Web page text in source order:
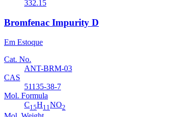
332.15
Bromfenac Impurity D
Em Estoque
Cat. No.
ANT-BRM-03
CAS
51135-38-7
Mol. Formula
C15H11NO2